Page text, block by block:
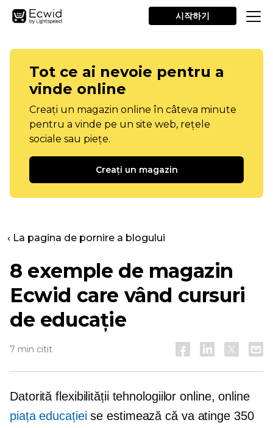
시작하기
Tot ce ai nevoie pentru a
vinde online
Creați un magazin online în câteva minute
pentru a vinde pe un site web, rețele
sociale sau piețe.
Creați un magazin
‹ La pagina de pornire a blogului
8 exemple de magazin
Ecwid care vând cursuri
de educație
7 min citit
Datorită flexibilității tehnologiilor online, online
piața educațieise estimează că va atinge 350